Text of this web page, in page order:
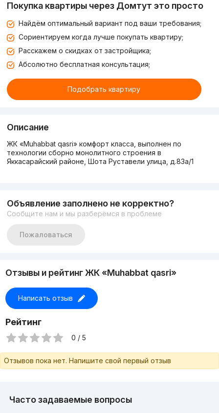
Покупка квартиры через Домтут это просто
Найдём оптимальный вариант под ваши требования;
Сориентируем когда лучше покупать квартиру;
Расскажем о скидках от застройщика;
Абсолютно бесплатная консультация;
Подобрать квартиру
Описание
ЖК «Muhabbat qasri» комфорт класса, выполнен по
технологии сборно монолитного строения в
Яккасарайский районе, Шота Руставели улица, д.83a/1
Объявление заполнено не корректно?
Сообщите нам и мы разберёмся в проблеме
Пожаловаться
Отзывы и рейтинг ЖК «Muhabbat qasri»
Написать отзыв
Рейтинг
0 / 5
Отзывов пока нет. Напишите свой первый отзыв
Часто задаваемые вопросы